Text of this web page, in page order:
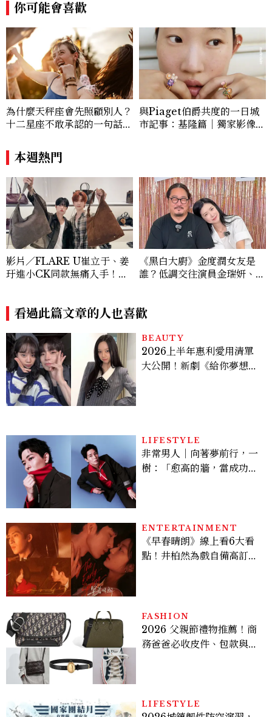
你可能會喜歡
為什麼天秤座會先照顧別人？
十二星座不敢承認的一句話，
之後想很久
與Piaget伯爵共度的一日城
市記事：基隆篇｜獨家影像故
本週熱門
影片／FLARE U崔立于、姜
玗進小CK同款無痛入手！身
《黑白大廚》金度潤女友是
誰？低調交往演員金瑞妍、曾
看過此篇文章的人也喜歡
BEAUTY
2026上半年惠利愛用清單
大公開！新劇《給你夢想》
LIFESTYLE
非常男人｜向著夢前行，一
樹：「愈高的牆，當成功爬
ENTERTAINMENT
《早春晴朗》線上看6大看
點！井柏然為戲自備高訂，
FASHION
2026 父親節禮物推薦！商
務爸爸必收皮件、包款與鞋
LIFESTYLE